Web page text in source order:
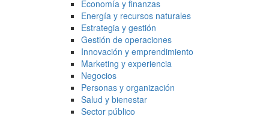
Economía y finanzas
Energía y recursos naturales
Estrategia y gestión
Gestión de operaciones
Innovación y emprendimiento
Marketing y experiencia
Negocios
Personas y organización
Salud y bienestar
Sector público